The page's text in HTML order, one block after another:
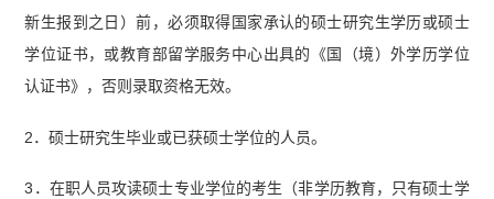
新生报到之日）前，必须取得国家承认的硕士研究生学历或硕士
学位证书，或教育部留学服务中心出具的《国（境）外学历学位
认证书》，否则录取资格无效。
2．硕士研究生毕业或已获硕士学位的人员。
3．在职人员攻读硕士专业学位的考生（非学历教育，只有硕士学